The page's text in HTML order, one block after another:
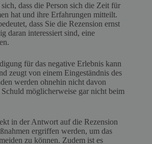
dass die Person sich die Zeit für
hat und ihre Erfahrungen mitteilt.
dass Sie die Rezension ernst
daran interessiert sind, eine
für das negative Erlebnis kann
zeugt von einem Eingeständnis des
werden ohnehin nicht davon
Schuld möglicherweise gar nicht beim
in der Antwort auf die Rezension
ergriffen werden, um das
zu können. Zudem ist es